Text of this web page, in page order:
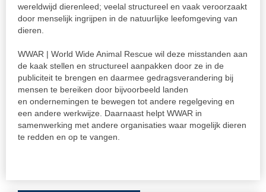
wereldwijd dierenleed; veelal structureel en vaak veroorzaakt
door menselijk ingrijpen in de natuurlijke leefomgeving van
dieren.
WWAR | World Wide Animal Rescue wil deze misstanden aan
de kaak stellen en structureel aanpakken door ze in de
publiciteit te brengen en daarmee gedragsverandering bij
mensen te bereiken door bijvoorbeeld landen
en ondernemingen te bewegen tot andere regelgeving en
een andere werkwijze. Daarnaast helpt WWAR in
samenwerking met andere organisaties waar mogelijk dieren
te redden en op te vangen.